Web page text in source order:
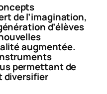
de l’imagination,
d’élèves
augmentée.
permettant de
diversifier